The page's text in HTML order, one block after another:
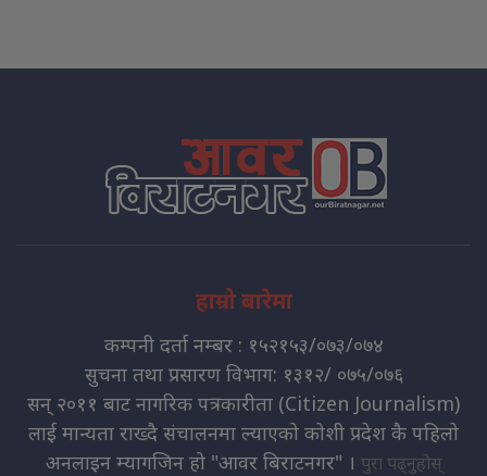
हाम्रो बारेमा
कम्पनी दर्ता नम्बर : १५२१५३/०७३/०७४
सुचना तथा प्रसारण विभाग: १३१२/ ०७५/०७६
सन् २०११ बाट नागरिक पत्रकारीता (Citizen Journalism)
लाई मान्यता राख्दै संचालनमा ल्याएको कोशी प्रदेश कै पहिलो
अनलाइन म्यागजिन हो "आवर बिराटनगर" । पुरा पढ्नुहोस्